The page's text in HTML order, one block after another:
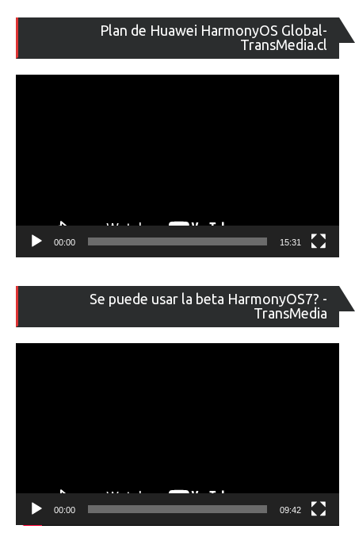
Plan de Huawei HarmonyOS Global-
TransMedia.cl
de
00:00 15:31
Se puede usar la beta HarmonyOS7? -
TransMedia
de
00:00 09:42